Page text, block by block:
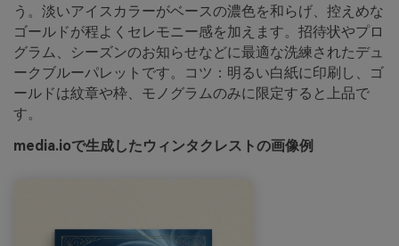
う。淡いアイスカラーがベースの濃色を和らげ、控えめな
ゴールドが程よくセレモニー感を加えます。招待状やプロ
グラム、シーズンのお知らせなどに最適な洗練されたデュ
ークブルーパレットです。コツ：明るい白紙に印刷し、ゴ
ールドは紋章や枠、モノグラムのみに限定すると上品で
す。
media.ioで生成したウィンタクレストの画像例